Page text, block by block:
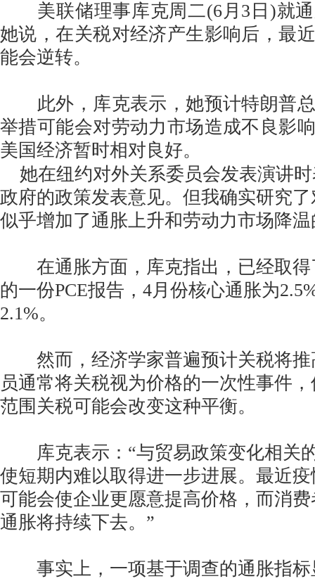
美联储理事库克周二(6月3日)就通
她说，在关税对经济产生影响后，最
能会逆转。
此外，库克表示，她预计特朗普总
举措可能会对劳动力市场造成不良影
美国经济暂时相对良好。
她在纽约对外关系委员会发表演讲时
政府的政策发表意见。但我确实研究
似乎增加了通胀上升和劳动力市场降
在通胀方面，库克指出，已经取得
的一份PCE报告，4月份核心通胀为
2.1%。
然而，经济学家普遍预计关税将推
员通常将关税视为价格的一次性事件
范围关税可能会改变这种平衡。
库克表示：“与贸易政策变化相关
使短期内难以取得进一步进展。最近
可能会使企业更愿意提高价格，而消
通胀将持续下去。”
事实上，一项基于调查的通胀指标